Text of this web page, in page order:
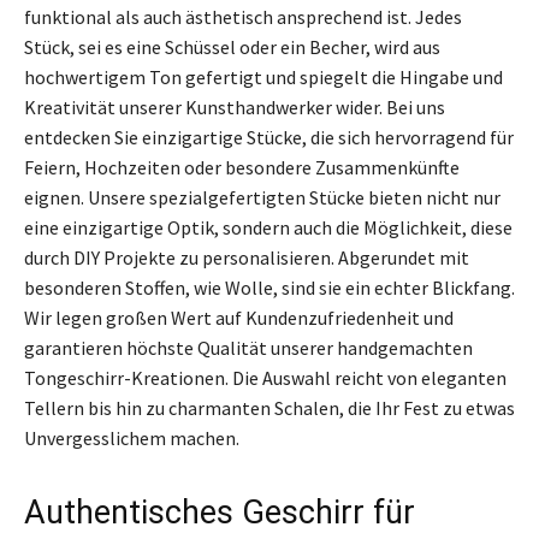
funktional als auch ästhetisch ansprechend ist. Jedes
Stück, sei es eine Schüssel oder ein Becher, wird aus
hochwertigem Ton gefertigt und spiegelt die Hingabe und
Kreativität unserer Kunsthandwerker wider. Bei uns
entdecken Sie einzigartige Stücke, die sich hervorragend für
Feiern, Hochzeiten oder besondere Zusammenkünfte
eignen. Unsere spezialgefertigten Stücke bieten nicht nur
eine einzigartige Optik, sondern auch die Möglichkeit, diese
durch DIY Projekte zu personalisieren. Abgerundet mit
besonderen Stoffen, wie Wolle, sind sie ein echter Blickfang.
Wir legen großen Wert auf Kundenzufriedenheit und
garantieren höchste Qualität unserer handgemachten
Tongeschirr-Kreationen. Die Auswahl reicht von eleganten
Tellern bis hin zu charmanten Schalen, die Ihr Fest zu etwas
Unvergesslichem machen.
Authentisches Geschirr für